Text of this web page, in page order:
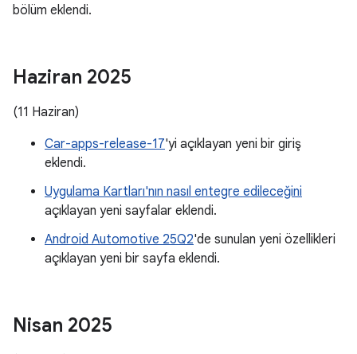
bölüm eklendi.
Haziran 2025
(11 Haziran)
Car-apps-release-17'yi açıklayan yeni bir giriş
eklendi.
Uygulama Kartları'nın nasıl entegre edileceğini
açıklayan yeni sayfalar eklendi.
Android Automotive 25Q2'de sunulan yeni özellikleri
açıklayan yeni bir sayfa eklendi.
Nisan 2025